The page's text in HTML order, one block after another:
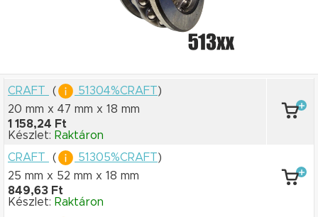
CRAFT ( 51304%CRAFT)
20 mm x 47 mm x 18 mm
1 158,24 Ft
Készlet: Raktáron
CRAFT
( 51305%CRAFT)
25 mm x 52 mm x 18 mm
849,63 Ft
Készlet: Raktáron